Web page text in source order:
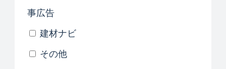
事広告
建材ナビ
その他